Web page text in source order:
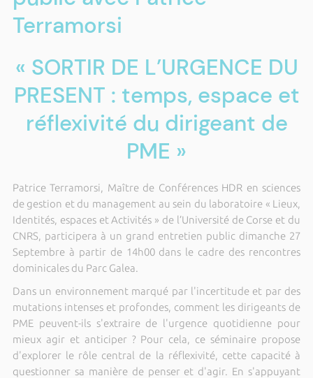
Terramorsi
« SORTIR DE L’URGENCE DU
PRESENT : temps, espace et
réflexivité du dirigeant de
PME »
Patrice Terramorsi, Maître de Conférences HDR en sciences
de gestion et du management au sein du laboratoire « Lieux,
Identités, espaces et Activités » de l’Université de Corse et du
CNRS, participera à un grand entretien public dimanche 27
Septembre à partir de 14h00 dans le cadre des rencontres
dominicales du Parc Galea.
Dans un environnement marqué par l'incertitude et par des
mutations intenses et profondes, comment les dirigeants de
PME peuvent-ils s'extraire de l'urgence quotidienne pour
mieux agir et anticiper ? Pour cela, ce séminaire propose
d'explorer le rôle central de la réflexivité, cette capacité à
questionner sa manière de penser et d'agir. En s'appuyant